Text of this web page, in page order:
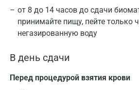
от 8 до 14 часов до сдачи
принимайте пищу, пейте только
негазированную воду
В день сдачи
Перед процедурой взятия крови